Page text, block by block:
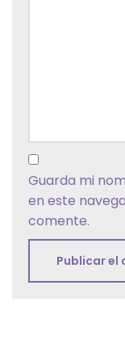
Guarda mi
en este
comente.